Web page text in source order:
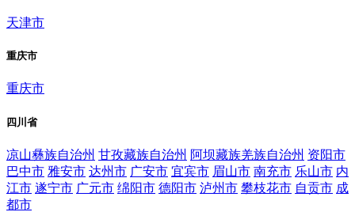
天津市
重庆市
重庆市
四川省
凉山彝族自治州 甘孜藏族自治州 阿坝藏族羌族自治州 资阳市
巴中市 雅安市 达州市 广安市 宜宾市 眉山市 南充市 乐山市 内
江市 遂宁市 广元市 绵阳市 德阳市 泸州市 攀枝花市 自贡市 成
都市